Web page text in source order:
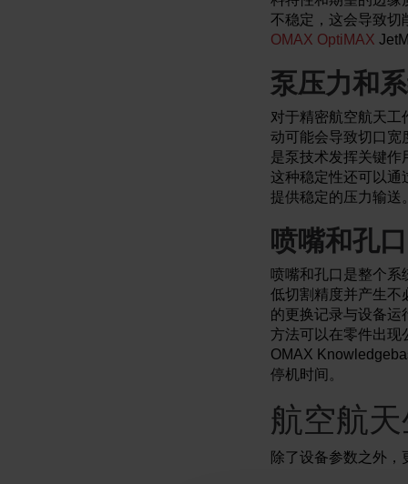
不稳定，这会导致切
OMAX OptiMAX
泵压力和
对于精密航空航天工
动可能会导致切口宽
是泵技术发挥关键作
这种稳定性还可以通
提供稳定的压力输送
喷嘴和孔
喷嘴和孔口是整个
低切割精度并产生不
的更换记录与设备运
方法可以在零件出现
OMAX
停机时间。
航空航
除了设备参数之外